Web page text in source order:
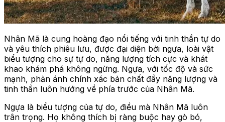
Nhân Mã là cung hoàng đạo nổi tiếng với tinh thần tự do
và yêu thích phiêu lưu, được đại diện bởi ngựa, loài vật
biểu tượng cho sự tự do, năng lượng tích cực và khát
khao khám phá không ngừng. Ngựa, với tốc độ và sức
mạnh, phản ánh chính xác bản chất đầy năng lượng và
tinh thần luôn hướng về phía trước của Nhân Mã.
Ngựa là biểu tượng của tự do, điều mà Nhân Mã luôn
trân trọng. Họ không thích bị ràng buộc hay gò bó,